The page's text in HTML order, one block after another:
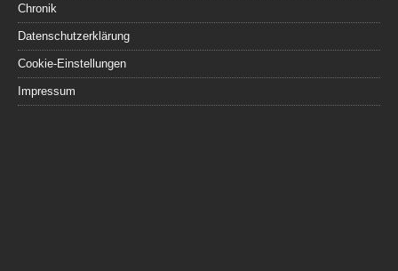
Chronik
Datenschutzerklärung
Cookie-Einstellungen
Impressum